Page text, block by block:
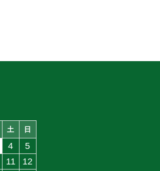
土 日
4
5
11 12